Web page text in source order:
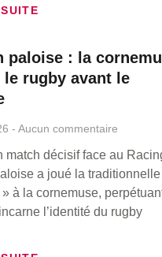
paloise : la
le rugby avant le
Aucun commentaire
match décisif face au
a joué la traditionnelle
à la cornemuse,
l’identité du rugby